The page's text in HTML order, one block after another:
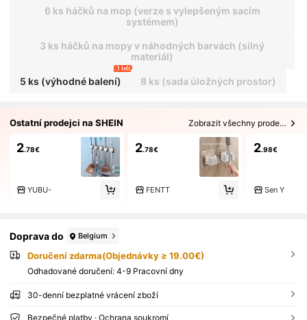
6 ks háčků na mop (verze s vylepšeným sacím
systémem)
3 ks háčků na mopy v náhodných barvách (silný
materiál)
5 ks (výhodné balení)
3 left
8 ks (sada úložných prostor)
Ostatní prodejci na SHEIN Zobrazit všechny prodejce 14
2.78€
YUBU-
2.78€
FENTT
2.98€
Sen Y
Doprava do Belgium
Doručení zdarma(Objednávky ≥ 19.00€)
Odhadované doručení: 4-9 Pracovní dny
30-denní bezplatné vrácení zboží
Bezpečné platby · Ochrana soukromí